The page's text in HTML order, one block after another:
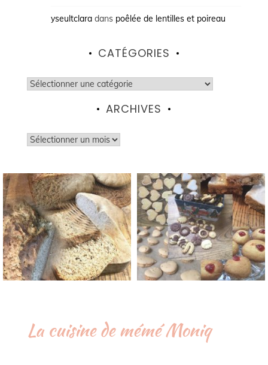
yseultclaradans poêlée de lentilles et poireau
CATÉGORIES
Catégories
ARCHIVES
Archives
La cuisine de mémé Moniq